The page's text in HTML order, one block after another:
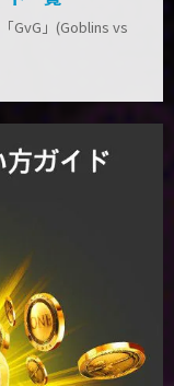
GvG」(Goblins vs